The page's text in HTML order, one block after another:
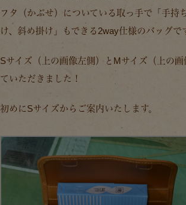
フタ（かぶせ）についている取っ手で「手持
け、斜め掛け」もできる2way仕様のバッグで
Sサイズ（上の画像左側）とMサイズ（上の
ていただきました！
初めにSサイズからご案内いたします。